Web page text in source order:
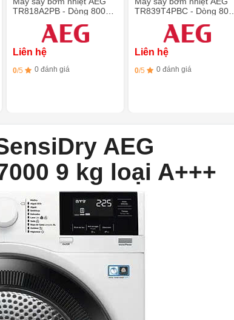
TR818A2PB - Dòng 8000
Liên hệ
0/5 0 đánh giá
TR839T4PBC - Dòng 8000
Liên hệ
0/5 0 đánh giá
AEG
9 kg loại A+++